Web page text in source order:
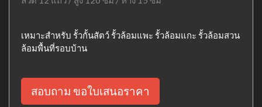
เหมาะสำหรับ รั้วกั้นสัตว์ รั้วล้อมแพะ รั้วล้อมแกะ รั้วล้อมสวน
ล้อมพื้นที่รอบบ้าน
สอบถาม ขอใบเสนอราคา